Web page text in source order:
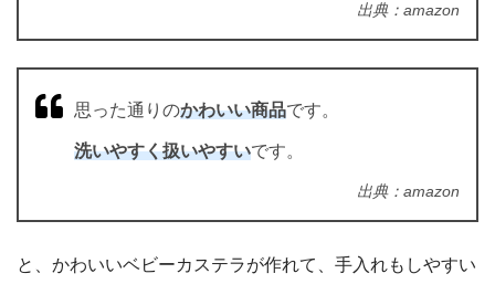
出典：amazon
思った通りのかわいい商品です。
洗いやすく扱いやすいです。
出典：amazon
と、かわいいベビーカステラが作れて、手入れもしやすい